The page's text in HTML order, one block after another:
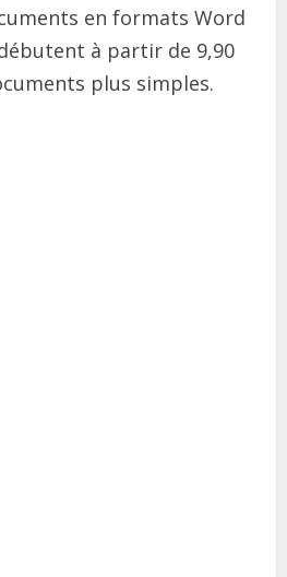
en formats Word
à partir de 9,90
plus simples.